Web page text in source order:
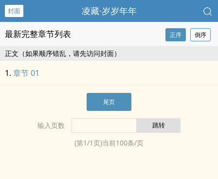
封面 凌藏·岁岁年年
最新完整章节列表 正序 倒序
正文（如果顺序错乱，请先访问封面）
章节 01
尾页
输入页数
(第1/1页)当前100条/页